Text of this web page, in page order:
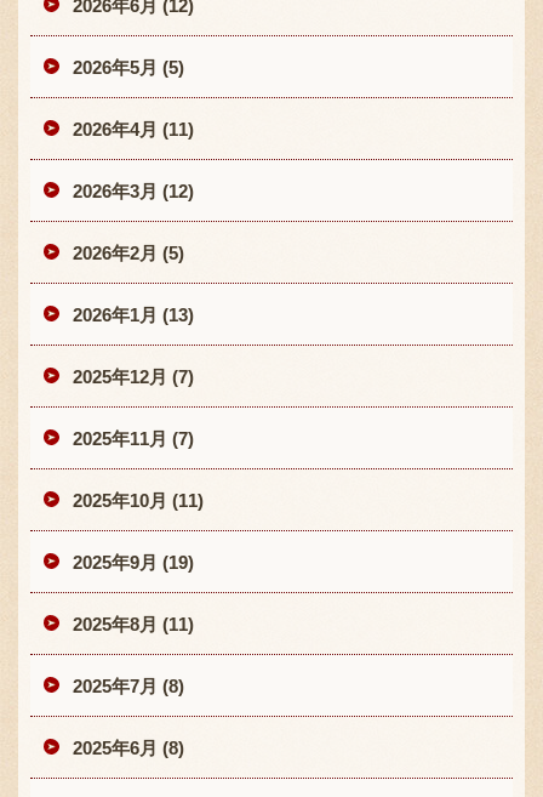
2026年6月 (12)
2026年5月 (5)
2026年4月 (11)
2026年3月 (12)
2026年2月 (5)
2026年1月 (13)
2025年12月 (7)
2025年11月 (7)
2025年10月 (11)
2025年9月 (19)
2025年8月 (11)
2025年7月 (8)
2025年6月 (8)